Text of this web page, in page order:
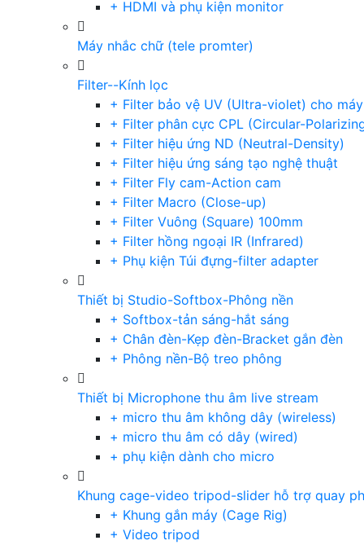
+ HDMI và phụ kiện monitor
Máy nhắc chữ (tele promter)
Filter--Kính lọc
+ Filter bảo vệ UV (Ultra-violet) cho
+ Filter phân cực CPL (Circular-
+ Filter hiệu ứng ND (Neutral-Density)
+ Filter hiệu ứng sáng tạo nghệ thuật
+ Filter Fly cam-Action cam
+ Filter Macro (Close-up)
+ Filter Vuông (Square) 100mm
+ Filter hồng ngoại IR (Infrared)
+ Phụ kiện Túi đựng-filter adapter
Thiết bị Studio-Softbox-Phông nền
+ Softbox-tản sáng-hắt sáng
+ Chân đèn-Kẹp đèn-Bracket gắn đèn
+ Phông nền-Bộ treo phông
Thiết bị Microphone thu âm live stream
+ micro thu âm không dây (wireless)
+ micro thu âm có dây (wired)
+ phụ kiện dành cho micro
Khung cage-video tripod-slider hỗ trợ quay
+ Khung gắn máy (Cage Rig)
+ Video tripod